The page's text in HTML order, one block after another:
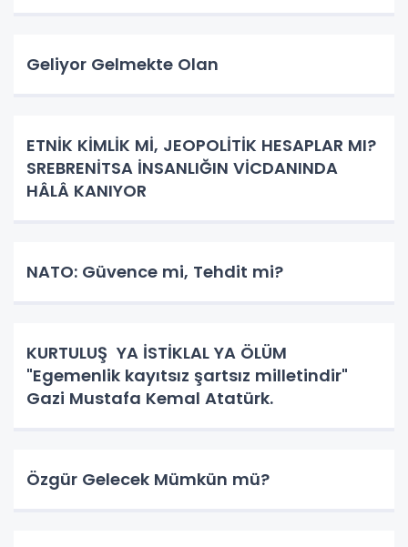
Geliyor Gelmekte Olan
ETNİK KİMLİK Mİ, JEOPOLİTİK HESAPLAR MI?
SREBRENİTSA İNSANLIĞIN VİCDANINDA
HÂLÂ KANIYOR
NATO: Güvence mi, Tehdit mi?
KURTULUŞ YA İSTİKLAL YA ÖLÜM
"Egemenlik kayıtsız şartsız milletindir"
Gazi Mustafa Kemal Atatürk.
Özgür Gelecek Mümkün mü?